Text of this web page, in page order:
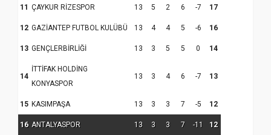
Etkinliği
koparıyor mu?
11 ÇAYKUR RİZESPOR 13 5 2 6 -7 17
12 GAZİANTEP FUTBOL KULÜBÜ 13 4 4 5 -6 16
13 GENÇLERBİRLİĞİ 13 3 5 5 0 14
14
İTTİFAK HOLDİNG
KONYASPOR
13 3 4 6 -7 13
15 KASIMPAŞA 13 3 3 7 -5 12
16 ANTALYASPOR 13 3 3 7 -11 12